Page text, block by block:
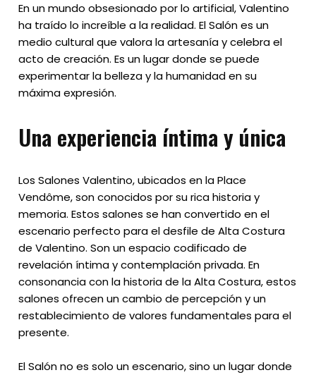
En un mundo obsesionado por lo artificial, Valentino
ha traído lo increíble a la realidad. El Salón es un
medio cultural que valora la artesanía y celebra el
acto de creación. Es un lugar donde se puede
experimentar la belleza y la humanidad en su
máxima expresión.
Una experiencia íntima y única
Los Salones Valentino, ubicados en la Place
Vendôme, son conocidos por su rica historia y
memoria. Estos salones se han convertido en el
escenario perfecto para el desfile de Alta Costura
de Valentino. Son un espacio codificado de
revelación íntima y contemplación privada. En
consonancia con la historia de la Alta Costura, estos
salones ofrecen un cambio de percepción y un
restablecimiento de valores fundamentales para el
presente.
El Salón no es solo un escenario, sino un lugar donde